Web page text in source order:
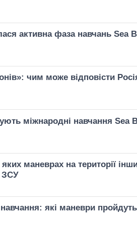
активна фаза навчань Sea
чим може відповісти
міжнародні навчання Sea
маневрах на території
ЗСУ
навчання: які маневри